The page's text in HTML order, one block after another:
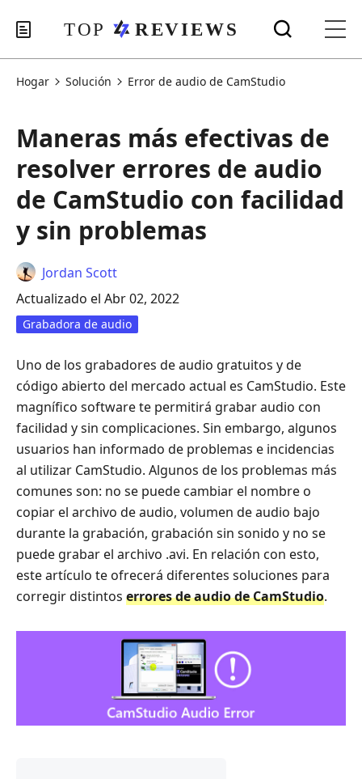
Hogar Solución Error de audio de CamStudio
Maneras más efectivas de
resolver errores de audio
de CamStudio con facilidad
y sin problemas
Jordan Scott
Actualizado el Abr 02, 2022
Grabadora de audio
Uno de los grabadores de audio gratuitos y de
código abierto del mercado actual es CamStudio. Este
magnífico software te permitirá grabar audio con
facilidad y sin complicaciones. Sin embargo, algunos
usuarios han informado de problemas e incidencias
al utilizar CamStudio. Algunos de los problemas más
comunes son: no se puede cambiar el nombre o
copiar el archivo de audio, volumen de audio bajo
durante la grabación, grabación sin sonido y no se
puede grabar el archivo .avi. En relación con esto,
este artículo te ofrecerá diferentes soluciones para
corregir distintos errores de audio de CamStudio.